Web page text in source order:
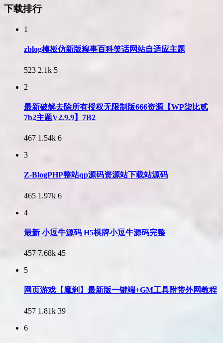
下载排行
1
zblog模板仿新版糗事百科笑话网站自适应主题
523 2.1k 5
2
最新破解去除所有授权无限制版666资源【WP柒比贰
7b2主题V2.9.9】7B2
467 1.54k 6
3
Z-BlogPHP整站qp源码资源站下载站源码
465 1.97k 6
4
最新 小逗牛源码 H5棋牌小逗牛源码完整
457 7.68k 45
5
网页游戏【魔刹】最新版一键端+GM工具附带外网教程
457 1.81k 39
6